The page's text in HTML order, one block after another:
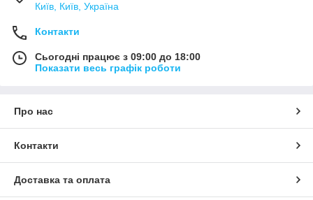
Київ, Київ, Україна
Контакти
Сьогодні працює з 09:00 до 18:00
Показати весь графік роботи
Про нас
Контакти
Доставка та оплата